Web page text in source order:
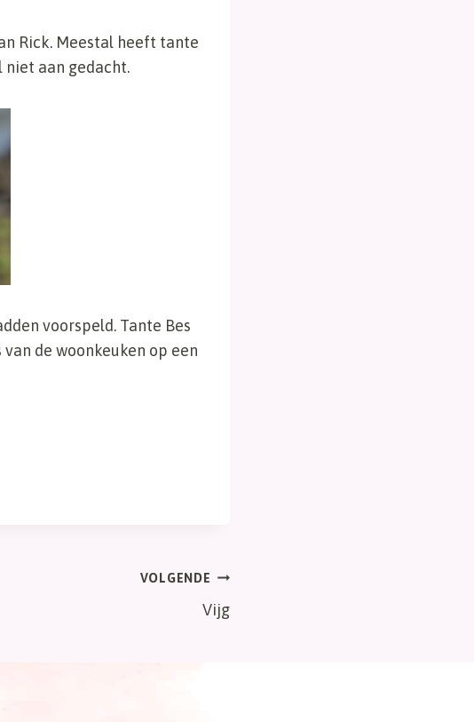
Rick. Meestal heeft tante
niet aan gedacht.
voorspeld. Tante Bes
de woonkeuken op een
VOLGENDE
Vijg